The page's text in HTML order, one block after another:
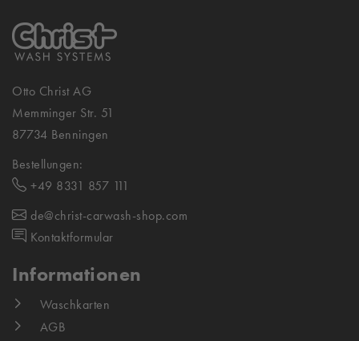
Otto Christ AG
Memminger Str. 51
87734 Benningen
Bestellungen:
+49 8331 857 111
de@christ-carwash-shop.com
Kontaktformular
Informationen
Waschkarten
AGB